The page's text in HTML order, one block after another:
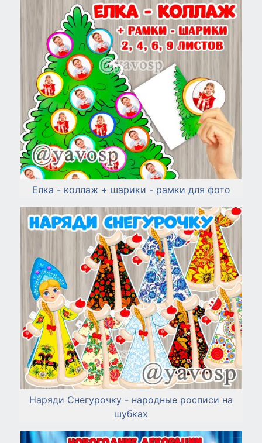
Елка - коллаж + шарики - рамки для фото
Наряди Снегурочку - народные росписи на
шубках